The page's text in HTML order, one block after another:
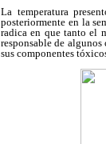
La temperatura
posteriormente en la
radica en que tanto el
responsable de
sus componentes